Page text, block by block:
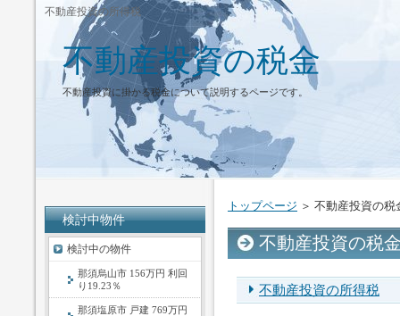
不動産投資の所得税
不動産投資の税金
不動産投資に掛かる税金について説明するページです。
トップページ ＞ 不動産投資の税
不動産投資の税
不動産投資の所得税
検討中物件
検討中の物件
那須烏山市 156万円 利回
り19.23％
那須塩原市 戸建 769万円